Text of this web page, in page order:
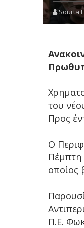
Sourta
του
Προς
Ο
Πέμπτη
οποίος
Π.Ε.